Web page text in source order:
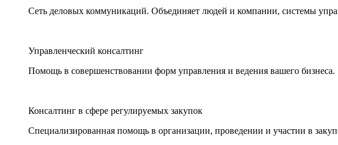
Сеть деловых коммуникаций. Объединяет людей и компании, системы
Управленческий консалтинг
Помощь в совершенствовании форм управления и ведения вашего бизнеса.
Консалтинг в сфере регулируемых закупок
Специализированная помощь в организации, проведении и участии в